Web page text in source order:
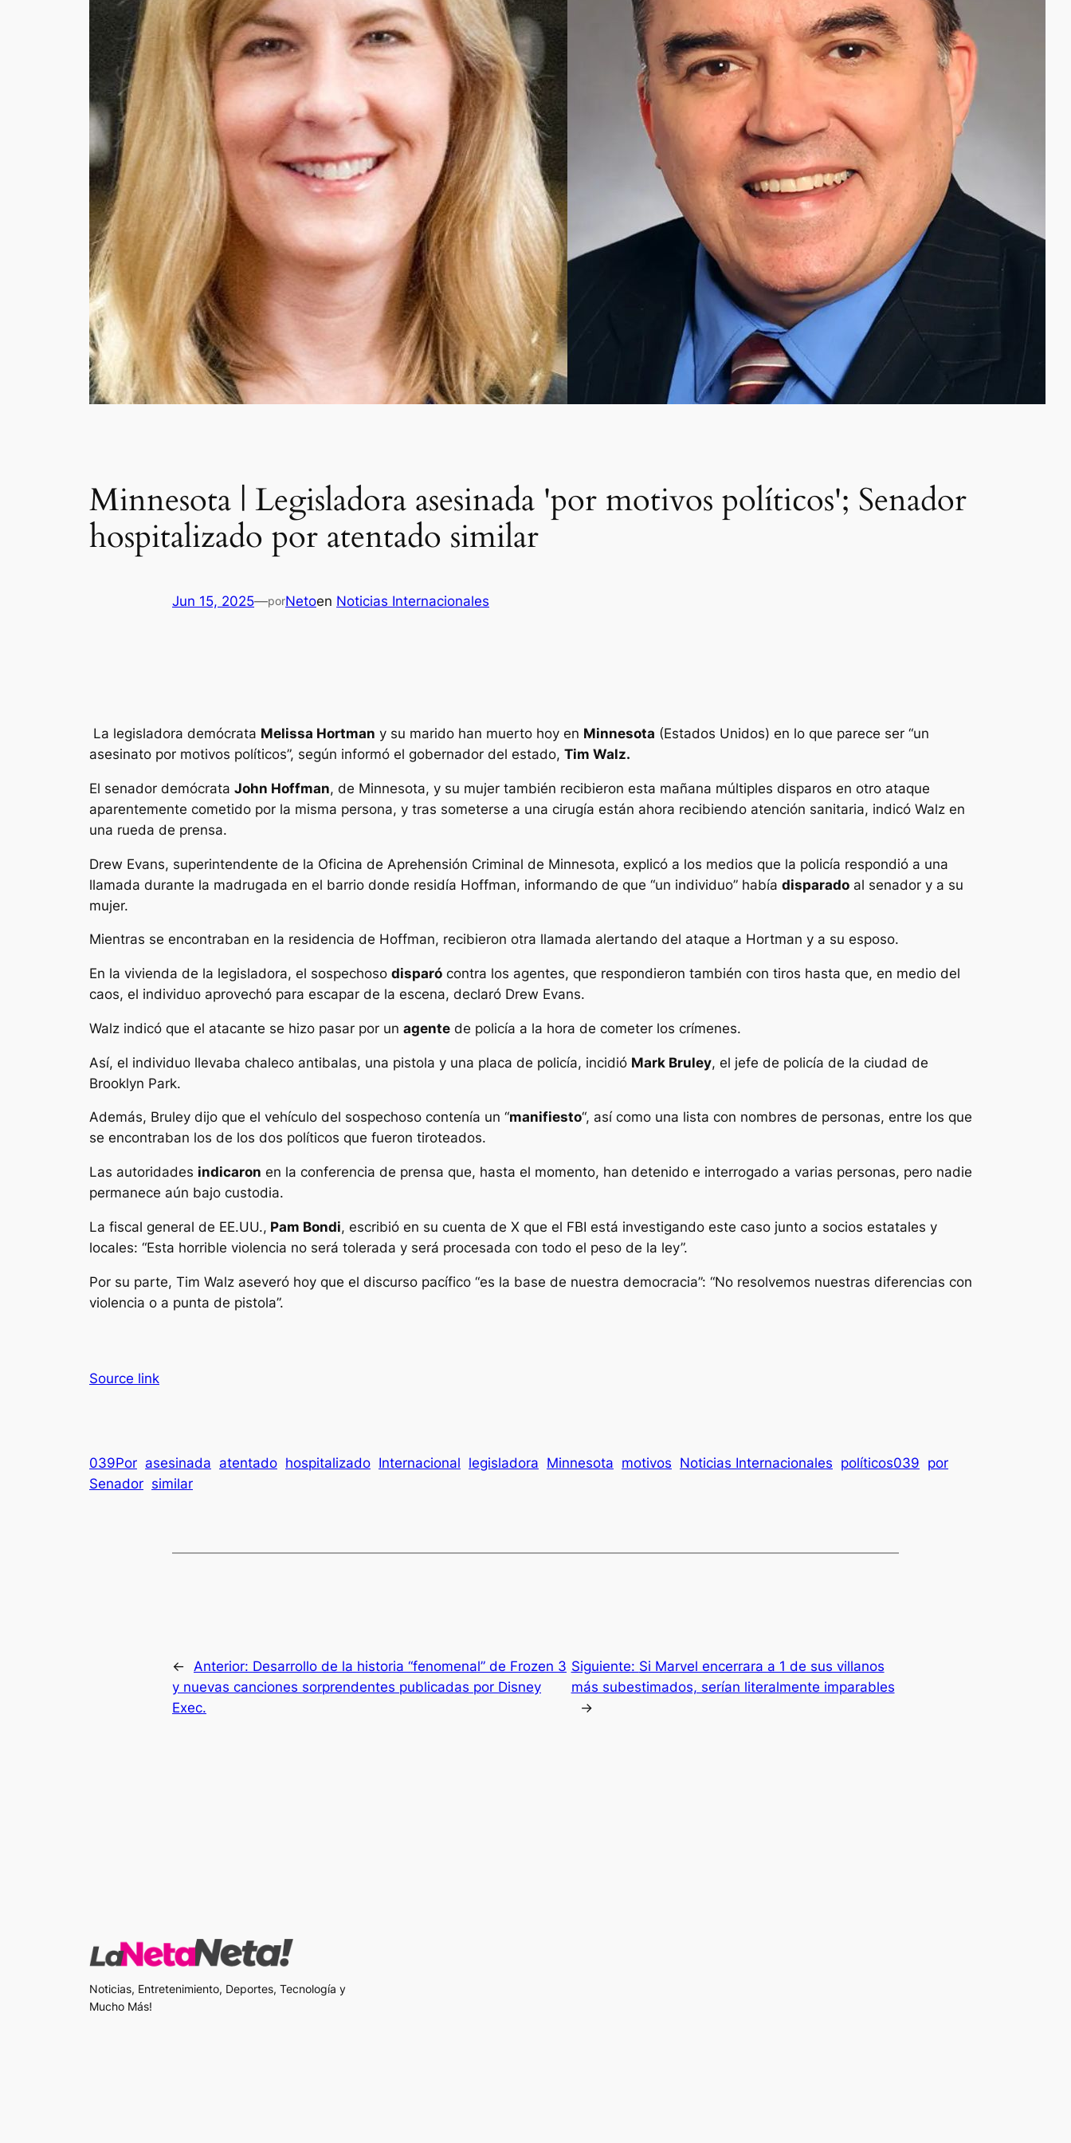
Minnesota | Legisladora asesinada 'por motivos políticos'; Senador
hospitalizado por atentado similar
Jun 15, 2025—porNetoen Noticias Internacionales
La legisladora demócrata Melissa Hortman y su marido han muerto hoy en Minnesota (Estados Unidos) en lo que parece ser “un
asesinato por motivos políticos”, según informó el gobernador del estado, Tim Walz.
El senador demócrata John Hoffman, de Minnesota, y su mujer también recibieron esta mañana múltiples disparos en otro ataque
aparentemente cometido por la misma persona, y tras someterse a una cirugía están ahora recibiendo atención sanitaria, indicó Walz en
una rueda de prensa.
Drew Evans, superintendente de la Oficina de Aprehensión Criminal de Minnesota, explicó a los medios que la policía respondió a una
llamada durante la madrugada en el barrio donde residía Hoffman, informando de que “un individuo” había disparado al senador y a su
mujer.
Mientras se encontraban en la residencia de Hoffman, recibieron otra llamada alertando del ataque a Hortman y a su esposo.
En la vivienda de la legisladora, el sospechoso disparó contra los agentes, que respondieron también con tiros hasta que, en medio del
caos, el individuo aprovechó para escapar de la escena, declaró Drew Evans.
Walz indicó que el atacante se hizo pasar por un agente de policía a la hora de cometer los crímenes.
Así, el individuo llevaba chaleco antibalas, una pistola y una placa de policía, incidió Mark Bruley, el jefe de policía de la ciudad de
Brooklyn Park.
Además, Bruley dijo que el vehículo del sospechoso contenía un “manifiesto“, así como una lista con nombres de personas, entre los que
se encontraban los de los dos políticos que fueron tiroteados.
Las autoridades indicaron en la conferencia de prensa que, hasta el momento, han detenido e interrogado a varias personas, pero nadie
permanece aún bajo custodia.
La fiscal general de EE.UU., Pam Bondi, escribió en su cuenta de X que el FBI está investigando este caso junto a socios estatales y
locales: “Esta horrible violencia no será tolerada y será procesada con todo el peso de la ley”.
Por su parte, Tim Walz aseveró hoy que el discurso pacífico “es la base de nuestra democracia”: “No resolvemos nuestras diferencias con
violencia o a punta de pistola”.
Source link
039Por asesinada atentado hospitalizado Internacional legisladora Minnesota motivos Noticias Internacionales políticos039 por
Senador similar
← Anterior: Desarrollo de la historia “fenomenal” de Frozen 3
y nuevas canciones sorprendentes publicadas por Disney
Exec.
Siguiente: Si Marvel encerrara a 1 de sus villanos
más subestimados, serían literalmente imparables
→
Noticias, Entretenimiento, Deportes, Tecnología y
Mucho Más!